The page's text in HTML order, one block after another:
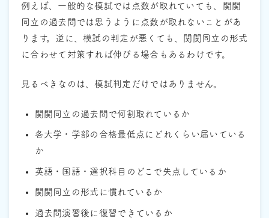
例えば、一般的な模試では点数が取れていても、関関
同立の過去問では思うように点数が取れないことがあ
ります。逆に、模試の判定が悪くても、関関同立の形式
に合わせて対策すれば伸びる場合もあるわけです。
見るべきなのは、模試判定だけではありません。
関関同立の過去問で何割取れているか
各大学・学部の合格最低点にどれくらい届いている
か
英語・国語・選択科目のどこで失点しているか
関関同立の形式に慣れているか
過去問演習後に復習できているか